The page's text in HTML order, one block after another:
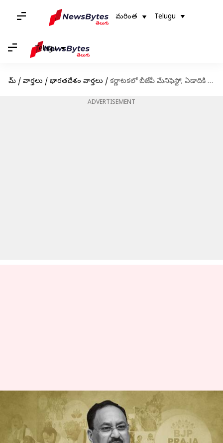
మరింత Telugu
Telugu
హోమ్ / వార్తలు / భారతదేశం వార్తలు / కర్ణాటకలో బీజేపీ మేనిఫెస్టో; ఏడాదికి మూడు సిలిండర్లు, రోజుకు అర లీటర్ నందిని పాలు ఉచితం
ADVERTISEMENT
కర్ణాటకలో బీజేపీ మేనిఫెస్టో; ఏడాదికి
మూడు సిలిండర్లు, రోజుకు అర లీటర్
నందిని పాలు ఉచితం